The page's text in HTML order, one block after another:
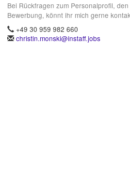
Bei Rückfragen zum Personalprofil,
Bewerbung, könnt ihr mich gerne
+49 30 959 982 660
christin.monski@instaff.jobs